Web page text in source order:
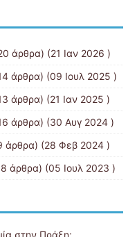
άρθρα) (21 Ιαν 2026 )
άρθρα) (09 Ιουλ 2025 )
άρθρα) (21 Ιαν 2025 )
άρθρα) (30 Αυγ 2024 )
άρθρα) (28 Φεβ 2024 )
άρθρα) (05 Ιουλ 2023 )